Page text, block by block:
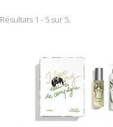
Résultats 1 - 5 sur 5.